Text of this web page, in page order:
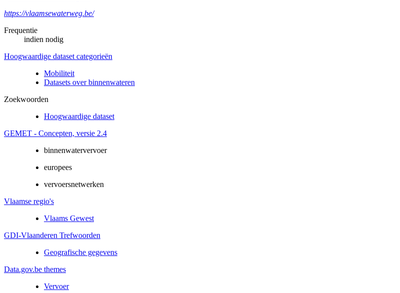
https://vlaamsewaterweg.be/
Frequentie
indien nodig
Hoogwaardige dataset categorieën
Mobiliteit
Datasets over binnenwateren
Zoekwoorden
Hoogwaardige dataset
GEMET - Concepten, versie 2.4
binnenwatervervoer
europees
vervoersnetwerken
Vlaamse regio's
Vlaams Gewest
GDI-Vlaanderen Trefwoorden
Geografische gegevens
Data.gov.be themes
Vervoer